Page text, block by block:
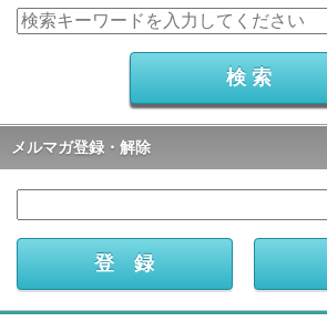
メルマガ登録・解除